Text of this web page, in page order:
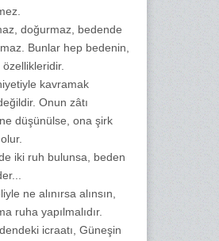
doğurmaz, bedende
Bunlar hep bedenin,
kavramak
Onun zâtı
düşünülse, ona şirk
iki ruh bulunsa, beden
ne alınırsa alınsın,
ruha yapılmalıdır.
icraatı, Güneşin